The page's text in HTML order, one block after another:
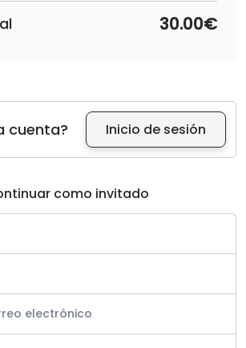
30.00€
cuenta? Inicio de sesión
como invitado